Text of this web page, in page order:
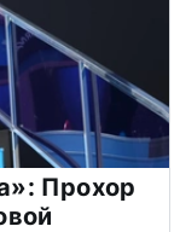
Прохор